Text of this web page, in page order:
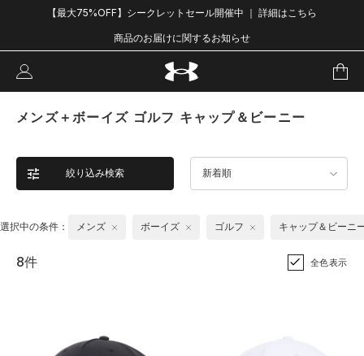
【最大75%OFF】シークレットセール開催中 ｜ 詳細はこちら
商品のお届けに関するお知らせ
メンズ＋ボーイズ ゴルフ キャップ＆ビーニー
絞り込み検索 新着順
選択中の条件： メンズ ボーイズ ゴルフ キャップ＆ビーニ
8件 全色表示